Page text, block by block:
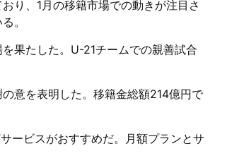
り、1月の移籍市場での動きが注目さ
。
果たした。U-21チームでの親善試合
意を表明した。移籍金総額214億円で
ービスがおすすめだ。月額プランとサ